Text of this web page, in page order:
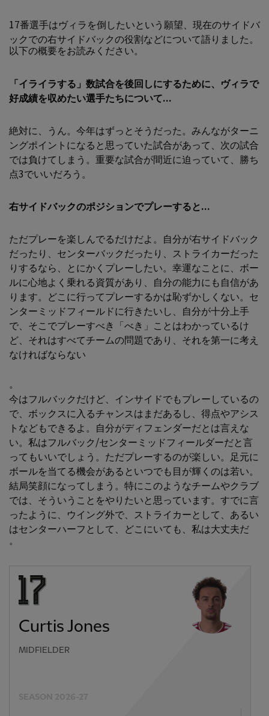
17番選手はヴィラを倒したいという願望、現在のサイドバ
ックでの右サイドバックの役割などについて語りました。
以下の概要をお読みください。
「イライラする」数試合を後回しにするために、ヴィラで
好成績を収めたい選手たちについて...
絶対に、うん。今年はずっとそうだった。みんながターニ
ングポイントになると思っていた試合があって、次の試合
では負けてしまう。重要な試合が間近に迫っていて、勝ち
点3でいいだろう。
右サイドバックのポジションでプレーすると...
ただプレーを楽しんでるだけだよ。自分が右サイドバック
だったり、センターバックだったり、ストライカーだった
りするなら、とにかくプレーしたい。幸運なことに、ボー
ルに心地よく乗れる資質があり、自分の能力にも自信があ
ります。どこに行ってプレーするかは恥ずかしくない。セ
ンターミッドフィールドに行きたいし、自分が十分上手
で、そこでプレーすべき「べき」ことはわかっているけ
ど、それはすべてチームの問題であり、それを第一に考え
なければならない
。
今はフルバックだけど、インサイドでもプレーしているの
で、ボックスに入るチャンスはまだあるし、得点やアシス
トなどもできるよ。自分がディフェンダーだとは言えな
い。私はフルバック/センターミッドフィールダーだと言
ってもいいでしょう。ただプレーするのが楽しい。足元に
ボールを当てる機会があるといつでも目が輝くのは若い。
結局笑顔になってしまう。特にこのようなチームやクラブ
では、そういうことをやりたいと思っています。すでに言
ったように、ウイング外で、ストライカーとして、あるい
はセンターハーフとして、どこにいても、私は大丈夫だ
。
Curtis Jones
MIDFIELDER